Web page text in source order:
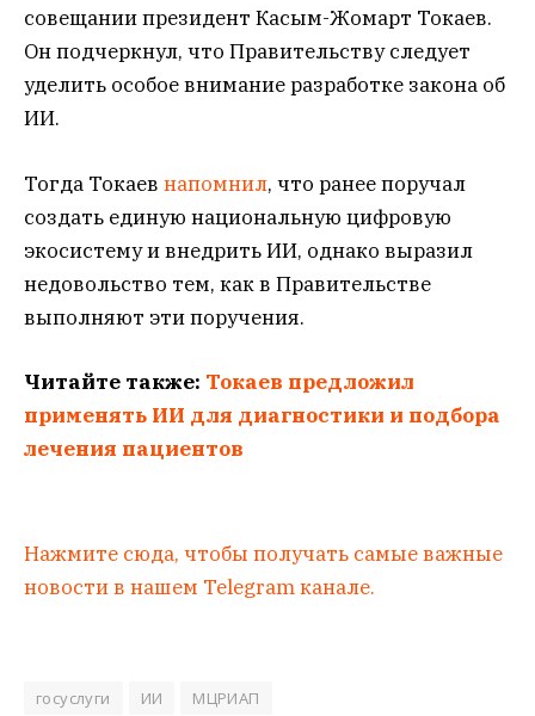
совещании президент Касым-Жомарт Токаев.
Он подчеркнул, что Правительству следует
уделить особое внимание разработке закона об
ИИ.
Тогда Токаев напомнил, что ранее поручал
создать единую национальную цифровую
экосистему и внедрить ИИ, однако выразил
недовольство тем, как в Правительстве
выполняют эти поручения.
Читайте также: Токаев предложил
применять ИИ для диагностики и подбора
лечения пациентов
Нажмите сюда, чтобы получать самые важные
новости в нашем Telegram канале.
госуслуги ИИ МЦРИАП